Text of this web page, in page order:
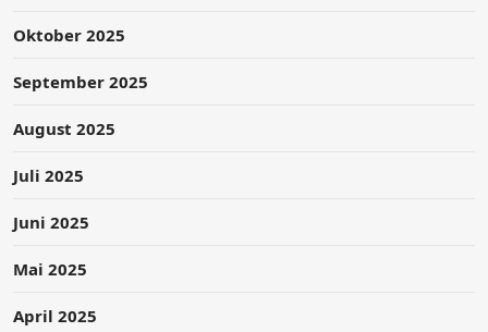
Oktober 2025
September 2025
August 2025
Juli 2025
Juni 2025
Mai 2025
April 2025